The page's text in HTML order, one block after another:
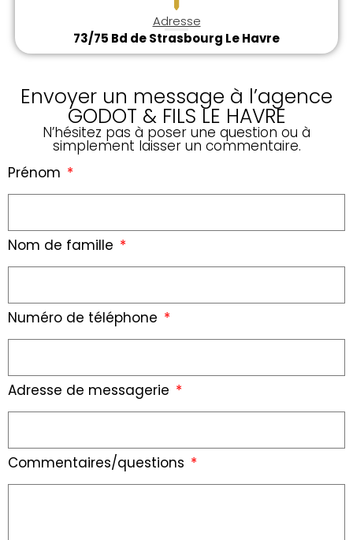
Adresse
73/75 Bd de Strasbourg Le Havre
Envoyer un message à l’agence
GODOT & FILS LE HAVRE
N’hésitez pas à poser une question ou à
simplement laisser un commentaire.
Prénom
Nom de famille
Numéro de téléphone
Adresse de messagerie
Commentaires/questions